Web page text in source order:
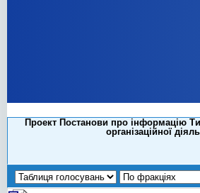
Проект Постанови про інформацію
організаційної